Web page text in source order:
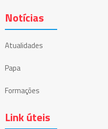
Notícias
Atualidades
Papa
Formações
Link úteis